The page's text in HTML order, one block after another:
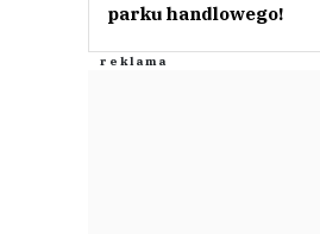
parku handlowego!